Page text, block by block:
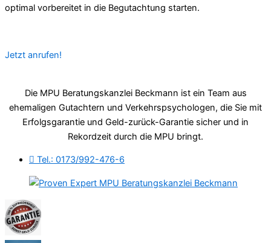
optimal vorbereitet in die Begutachtung starten.
Jetzt anrufen!
Die MPU Beratungskanzlei Beckmann ist ein Team aus
ehemaligen Gutachtern und Verkehrspsychologen, die Sie mit
Erfolgsgarantie und Geld-zurück-Garantie sicher und in
Rekordzeit durch die MPU bringt.
Tel.: 0173/992-476-6